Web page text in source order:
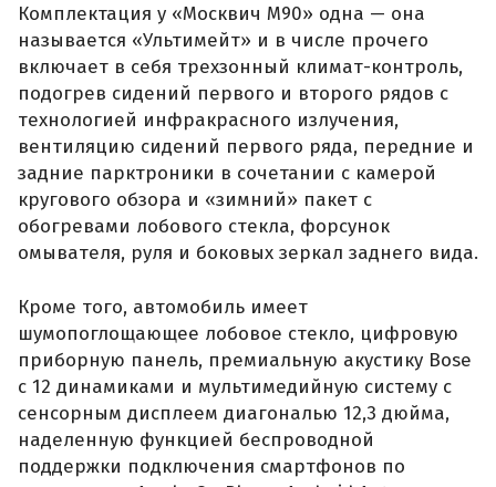
Комплектация у «Москвич М90» одна — она
называется «Ультимейт» и в числе прочего
включает в себя трехзонный климат-контроль,
подогрев сидений первого и второго рядов с
технологией инфракрасного излучения,
вентиляцию сидений первого ряда, передние и
задние парктроники в сочетании с камерой
кругового обзора и «зимний» пакет с
обогревами лобового стекла, форсунок
омывателя, руля и боковых зеркал заднего вида.
Кроме того, автомобиль имеет
шумопоглощающее лобовое стекло, цифровую
приборную панель, премиальную акустику Bose
с 12 динамиками и мультимедийную систему с
сенсорным дисплеем диагональю 12,3 дюйма,
наделенную функцией беспроводной
поддержки подключения смартфонов по